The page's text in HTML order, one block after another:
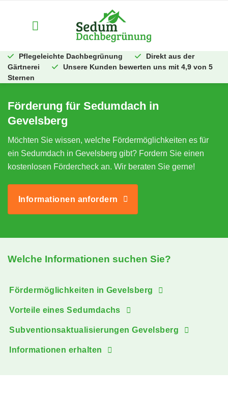
Pflegeleichte Dachbegrünung
Direkt aus der
Gärtnerei
Unsere Kunden bewerten uns mit 4,9 von 5
Sternen
Förderung für Sedumdach in
Gevelsberg
Möchten Sie wissen, welche Fördermöglichkeiten es für
ein Sedumdach in Gevelsberg gibt? Fordern Sie einen
kostenlosen Fördercheck an. Wir beraten Sie gerne!
Informationen anfordern
Welche Informationen suchen Sie?
Fördermöglichkeiten in Gevelsberg
Vorteile eines Sedumdachs
Subventionsaktualisierungen Gevelsberg
Informationen erhalten